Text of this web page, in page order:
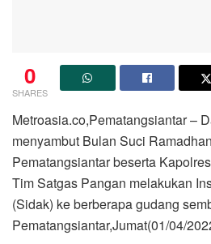
0
SHARES
Metroasia.co,Pematangsiantar –
menyambut Bulan Suci
Pematangsiantar beserta
Tim Satgas Pangan melakukan
(Sidak) ke berberapa gudang
Pematangsiantar,Jumat(01/04/